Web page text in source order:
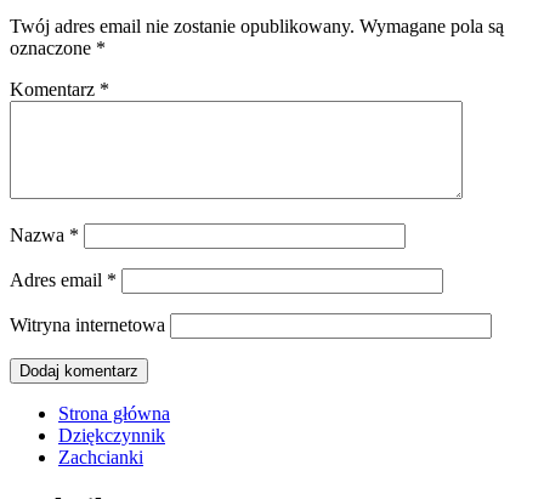
Twój adres email nie zostanie opublikowany. Wymagane pola są
oznaczone *
Komentarz *
Nazwa *
Adres email *
Witryna internetowa
Strona główna
Dziękczynnik
Zachcianki